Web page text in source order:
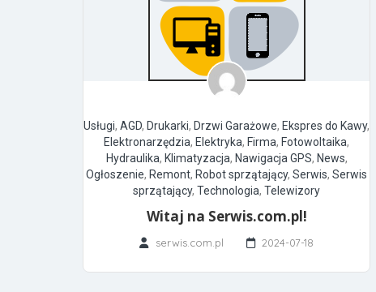
Usługi, AGD, Drukarki, Drzwi Garażowe, Ekspres do Kawy,
Elektronarzędzia, Elektryka, Firma, Fotowoltaika,
Hydraulika, Klimatyzacja, Nawigacja GPS, News,
Ogłoszenie, Remont, Robot sprzątający, Serwis, Serwis
sprzątający, Technologia, Telewizory
Witaj na Serwis.com.pl!
serwis.com.pl 2024-07-18